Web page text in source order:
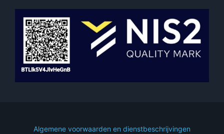
Algemene voorwaarden en dienstbeschrijvingen